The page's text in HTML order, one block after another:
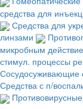
средства для
Средства для
линзами
микробным
стимул. процессы
Сосудосуживающие
Средства с п/